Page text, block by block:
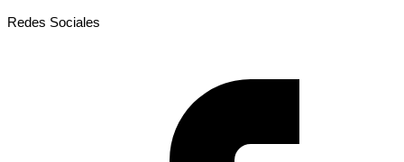
Redes Sociales